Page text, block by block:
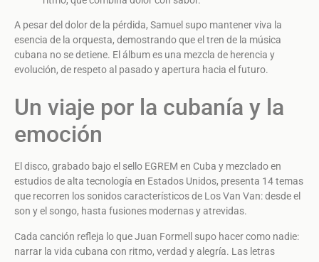
A pesar del dolor de la pérdida, Samuel supo mantener viva la
esencia de la orquesta, demostrando que el tren de la música
cubana no se detiene. El álbum es una mezcla de herencia y
evolución, de respeto al pasado y apertura hacia el futuro.
Un viaje por la cubanía y la
emoción
El disco, grabado bajo el sello EGREM en Cuba y mezclado en
estudios de alta tecnología en Estados Unidos, presenta 14 temas
que recorren los sonidos característicos de Los Van Van: desde el
son y el songo, hasta fusiones modernas y atrevidas.
Cada canción refleja lo que Juan Formell supo hacer como nadie:
narrar la vida cubana con ritmo, verdad y alegría. Las letras